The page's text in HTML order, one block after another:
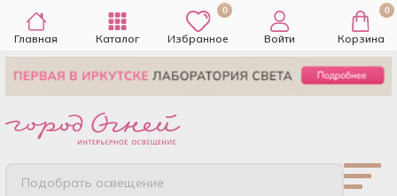
Главная Каталог
0
Избранное Войти
0
Корзина
Подобрать освещение